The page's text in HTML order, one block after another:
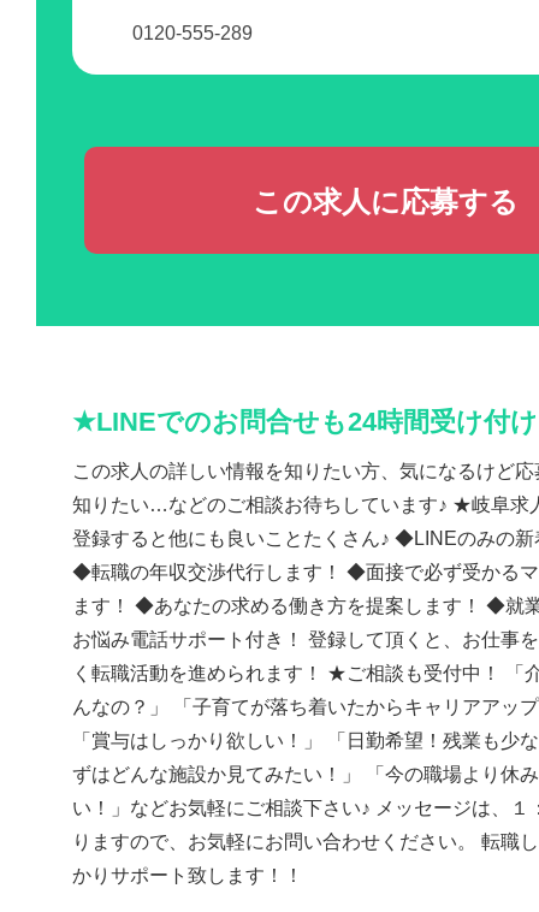
0120-555-289
この求人に応募する
★LINEでのお問合せも24時間受け付
この求人の詳しい情報を知りたい方、気になるけど
知りたい…などのご相談お待ちしています♪ ★岐阜求
登録すると他にも良いことたくさん♪ ◆LINEのみの
◆転職の年収交渉代行します！ ◆面接で必ず受かる
ます！ ◆あなたの求める働き方を提案します！ ◆就
お悩み電話サポート付き！ 登録して頂くと、お仕事
く転職活動を進められます！ ★ご相談も受付中！ 「
んなの？」 「子育てが落ち着いたからキャリアアッ
「賞与はしっかり欲しい！」 「日勤希望！残業も少
ずはどんな施設か見てみたい！」 「今の職場より休
い！」などお気軽にご相談下さい♪ メッセージは、１
りますので、お気軽にお問い合わせください。 転職
かりサポート致します！！